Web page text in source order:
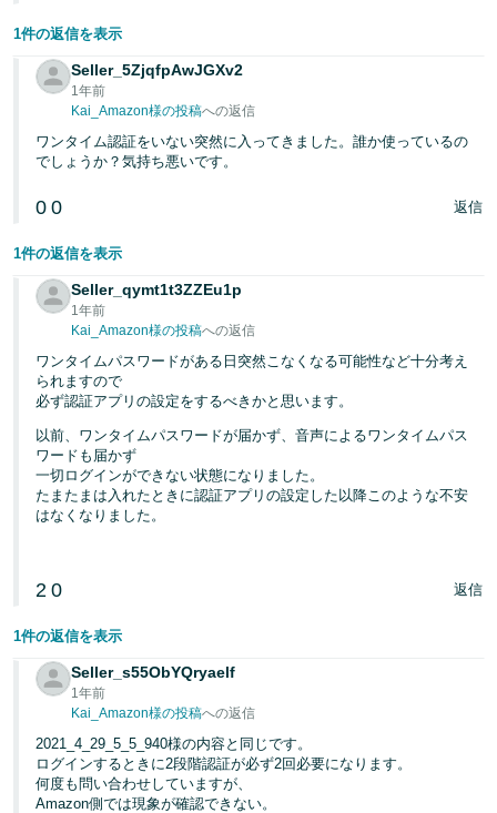
1件の返信を表示
Seller_5ZjqfpAwJGXv2
1年前
Kai_Amazon様の投稿への返信
ワンタイム認証をいない突然に入ってきました。誰か使っているの
でしょうか？気持ち悪いです。
0 0 返信
1件の返信を表示
Seller_qymt1t3ZZEu1p
1年前
Kai_Amazon様の投稿への返信
ワンタイムパスワードがある日突然こなくなる可能性など十分考え
られますので
必ず認証アプリの設定をするべきかと思います。
以前、ワンタイムパスワードが届かず、音声によるワンタイムパス
ワードも届かず
一切ログインができない状態になりました。
たまたまは入れたときに認証アプリの設定した以降このような不安
はなくなりました。
2 0 返信
1件の返信を表示
Seller_s55ObYQryaelf
1年前
Kai_Amazon様の投稿への返信
2021_4_29_5_5_940様の内容と同じです。
ログインするときに2段階認証が必ず2回必要になります。
何度も問い合わせしていますが、
Amazon側では現象が確認できない。